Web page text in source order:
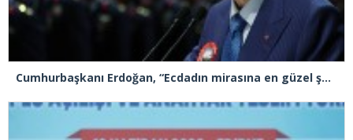
Cumhurbaşkanı Erdoğan, “Ecdadın mirasına en güzel şekilde sahip çıkıyoruz”